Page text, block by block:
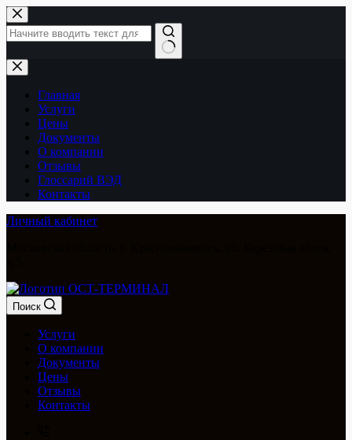
Перейти
к
сути
Ничего
не
найденоГлавная
Услуги
Цены
Документы
О компании
Отзывы
Глоссарий ВЭД
Контакты
Личный кабинет
Поиск
Услуги
О компании
Документы
Цены
Отзывы
Контакты